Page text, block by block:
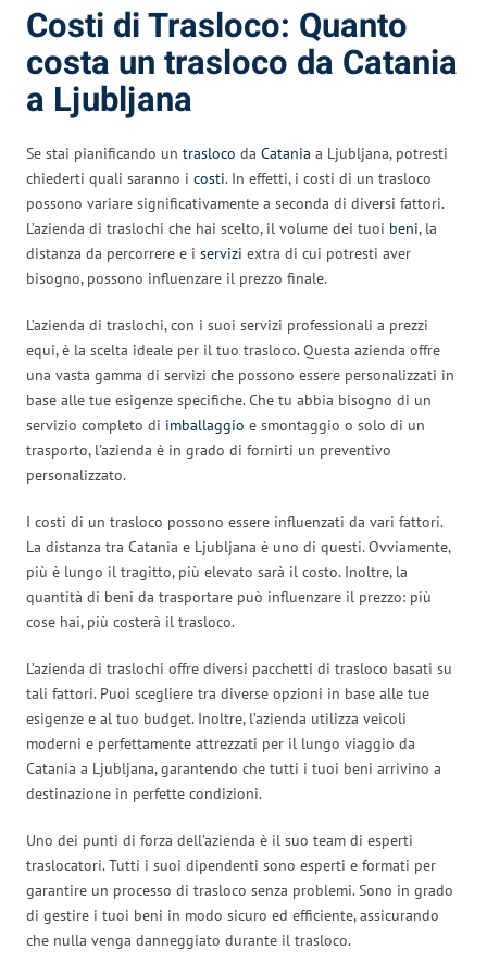
Costi di Trasloco: Quanto
costa un trasloco da Catania
a Ljubljana
Se stai pianificando un trasloco da Catania a Ljubljana, potresti
chiederti quali saranno i costi. In effetti, i costi di un trasloco
possono variare significativamente a seconda di diversi fattori.
L’azienda di traslochi che hai scelto, il volume dei tuoi beni, la
distanza da percorrere e i servizi extra di cui potresti aver
bisogno, possono influenzare il prezzo finale.
L’azienda di traslochi, con i suoi servizi professionali a prezzi
equi, è la scelta ideale per il tuo trasloco. Questa azienda offre
una vasta gamma di servizi che possono essere personalizzati in
base alle tue esigenze specifiche. Che tu abbia bisogno di un
servizio completo di imballaggio e smontaggio o solo di un
trasporto, l’azienda è in grado di fornirti un preventivo
personalizzato.
I costi di un trasloco possono essere influenzati da vari fattori.
La distanza tra Catania e Ljubljana è uno di questi. Ovviamente,
più è lungo il tragitto, più elevato sarà il costo. Inoltre, la
quantità di beni da trasportare può influenzare il prezzo: più
cose hai, più costerà il trasloco.
L’azienda di traslochi offre diversi pacchetti di trasloco basati su
tali fattori. Puoi scegliere tra diverse opzioni in base alle tue
esigenze e al tuo budget. Inoltre, l’azienda utilizza veicoli
moderni e perfettamente attrezzati per il lungo viaggio da
Catania a Ljubljana, garantendo che tutti i tuoi beni arrivino a
destinazione in perfette condizioni.
Uno dei punti di forza dell’azienda è il suo team di esperti
traslocatori. Tutti i suoi dipendenti sono esperti e formati per
garantire un processo di trasloco senza problemi. Sono in grado
di gestire i tuoi beni in modo sicuro ed efficiente, assicurando
che nulla venga danneggiato durante il trasloco.